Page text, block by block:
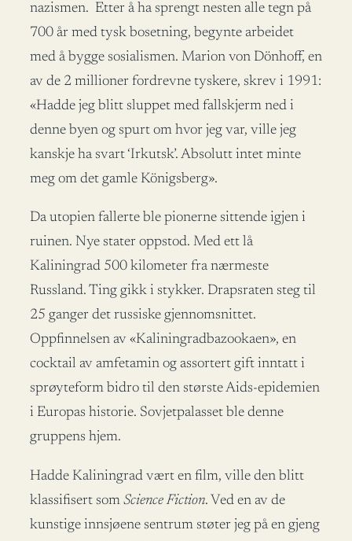
nazismen. Etter å ha sprengt nesten alle tegn på
700 år med tysk bosetning, begynte arbeidet
med å bygge sosialismen. Marion von Dönhoff, en
av de 2 millioner fordrevne tyskere, skrev i 1991:
«Hadde jeg blitt sluppet med fallskjerm ned i
denne byen og spurt om hvor jeg var, ville jeg
kanskje ha svart ‘Irkutsk’. Absolutt intet minte
meg om det gamle Königsberg».
Da utopien fallerte ble pionerne sittende igjen i
ruinen. Nye stater oppstod. Med ett lå
Kaliningrad 500 kilometer fra nærmeste
Russland. Ting gikk i stykker. Drapsraten steg til
25 ganger det russiske gjennomsnittet.
Oppfinnelsen av «Kaliningradbazookaen», en
cocktail av amfetamin og assortert gift inntatt i
sprøyteform bidro til den største Aids-epidemien
i Europas historie. Sovjetpalasset ble denne
gruppens hjem.
Hadde Kaliningrad vært en film, ville den blitt
klassifisert som Science Fiction. Ved en av de
kunstige innsjøene sentrum støter jeg på en gjeng